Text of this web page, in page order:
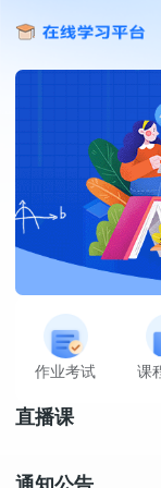
作业考试 课
直播课